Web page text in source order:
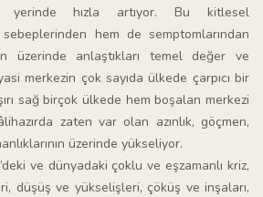
yerinde hızla artıyor. Bu kitlesel
sebeplerinden hem de semptomlarından
üzerinde anlaştıkları temel değer ve
merkezin çok sayıda ülkede çarpıcı bir
sağ birçok ülkede hem boşalan merkezi
zaten var olan azınlık, göçmen,
üzerinde yükseliyor.
ve dünyadaki çoklu ve eşzamanlı kriz,
düşüş ve yükselişleri, çöküş ve inşaları,